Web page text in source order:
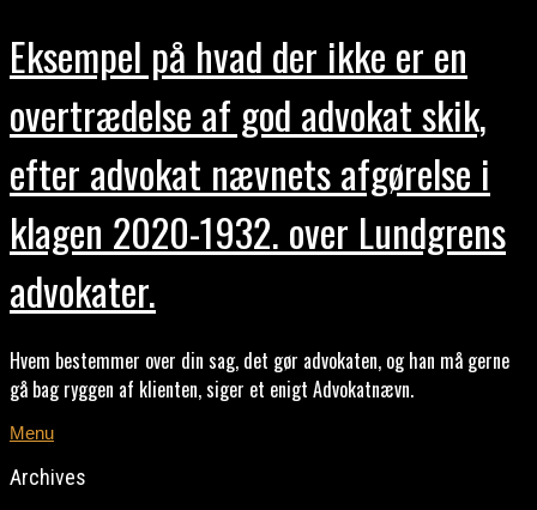
Eksempel på hvad der ikke er en
overtrædelse af god advokat skik,
efter advokat nævnets afgørelse i
klagen 2020-1932. over Lundgrens
advokater.
Hvem bestemmer over din sag, det gør advokaten, og han må gerne
gå bag ryggen af klienten, siger et enigt Advokatnævn.
Menu
Archives